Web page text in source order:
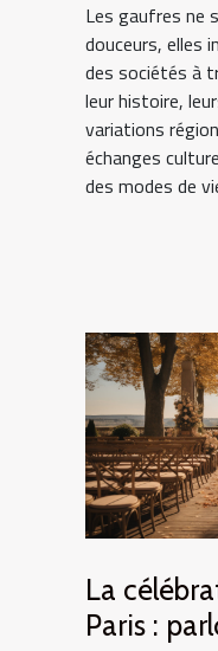
Les gaufres ne
douceurs, elles
des sociétés à
leur histoire,
variations
échanges
des modes de
La
Paris :